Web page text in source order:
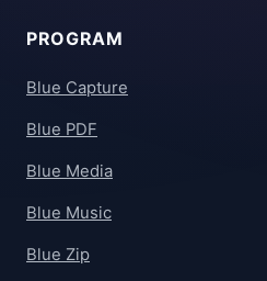
PROGRAM
Blue Capture
Blue PDF
Blue Media
Blue Music
Blue Zip